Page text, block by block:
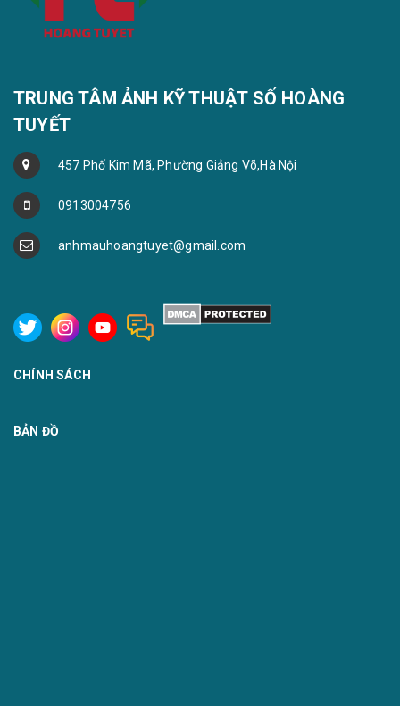
TRUNG TÂM ẢNH KỸ THUẬT SỐ HOÀNG
TUYẾT
457 Phố Kim Mã, Phường Giảng Võ,Hà Nội
0913004756
anhmauhoangtuyet@gmail.com
CHÍNH SÁCH
BẢN ĐỒ